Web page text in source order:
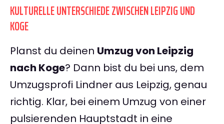
KULTURELLE UNTERSCHIEDE ZWISCHEN LEIPZIG UND
KOGE
Planst du deinen Umzug von Leipzig
nach Koge? Dann bist du bei uns, dem
Umzugsprofi Lindner aus Leipzig, genau
richtig. Klar, bei einem Umzug von einer
pulsierenden Hauptstadt in eine